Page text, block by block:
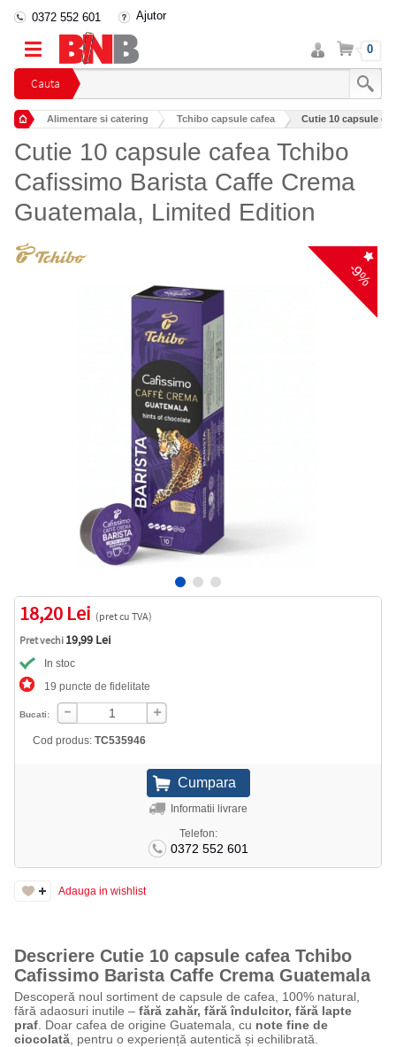
Cauta
0372 552 601 Ajutor
Intra
in
cont
Cos 0
Alimentare si catering Tchibo capsule cafea Cutie 10 capsule
Cutie 10 capsule cafea Tchibo
Cafissimo Barista Caffe Crema
Guatemala, Limited Edition
-9%
18,20 Lei (pret cu TVA)
Pret vechi 19,99 Lei
In stoc
19 puncte de fidelitate
Bucati:
Cod produs: TC535946
Informatii livrare
Telefon:
0372 552 601
Adauga in wishlist
Descriere Cutie 10 capsule cafea Tchibo
Cafissimo Barista Caffe Crema Guatemala
Descoperă noul sortiment de capsule de cafea, 100% natural,
fără adaosuri inutile – fără zahăr, fără îndulcitor, fără lapte
praf. Doar cafea de origine Guatemala, cu note fine de
ciocolată, pentru o experiență autentică și echilibrată.